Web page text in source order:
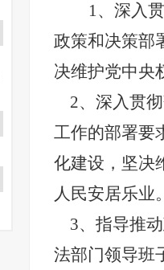
1、 深入
政策和决策部
决维护党中央
2、深入贯
工作的部署要
化建设，坚决
人民安居乐业
3、指导推
法部门领导班